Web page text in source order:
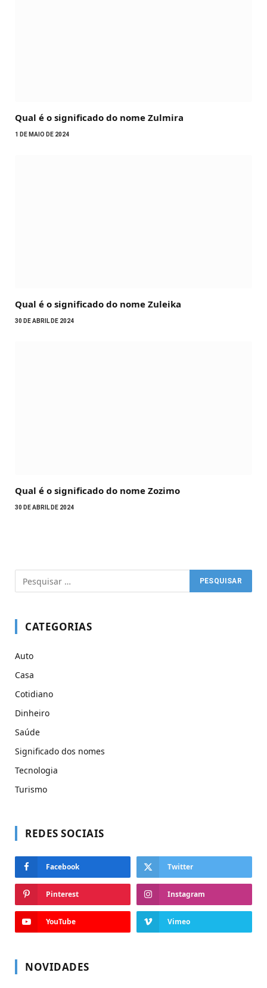
Qual é o significado do nome Zulmira
1 DE MAIO DE 2024
Qual é o significado do nome Zuleika
30 DE ABRIL DE 2024
Qual é o significado do nome Zozimo
30 DE ABRIL DE 2024
CATEGORIAS
Auto
Casa
Cotidiano
Dinheiro
Saúde
Significado dos nomes
Tecnologia
Turismo
REDES SOCIAIS
Facebook Twitter
Pinterest Instagram
YouTube Vimeo
NOVIDADES